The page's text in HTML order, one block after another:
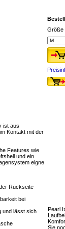
ist aus
Kontakt mit der
Features wie
und ein
eigne
Rückseite
bei
und lässt sich
Größe
Pearl
Sie